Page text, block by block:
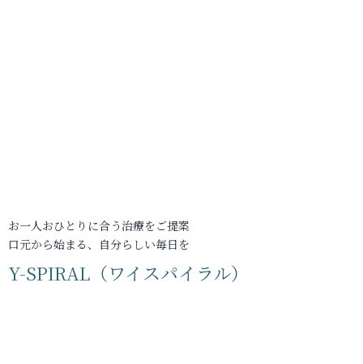
お一人おひとりに合う治療をご提案
口元から始まる、自分らしい毎日を
Y-SPIRAL（ワイスパイラル）